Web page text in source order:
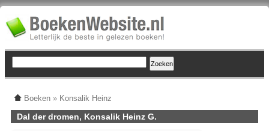
Boeken » Konsalik Heinz
Dal der dromen, Konsalik Heinz G.